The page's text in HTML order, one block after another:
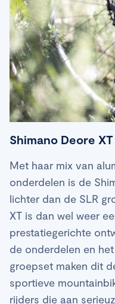
Shimano Deore
Met haar mix van
onderdelen is de
lichter dan de SLR
XT is dan wel weer
prestatiegerichte
de onderdelen en
groepset maken dit
sportieve
rijders die aan